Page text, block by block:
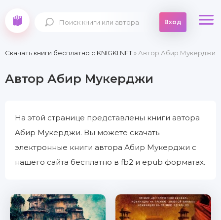
Вход
Скачать книги бесплатно c KNIGKI.NET» Автор Абир Мукерджи
Автор Абир Мукерджи
На этой странице представлены книги автора
Абир Мукерджи. Вы можете скачать
электронные книги автора Абир Мукерджи с
нашего сайта бесплатно в fb2 и epub форматах.